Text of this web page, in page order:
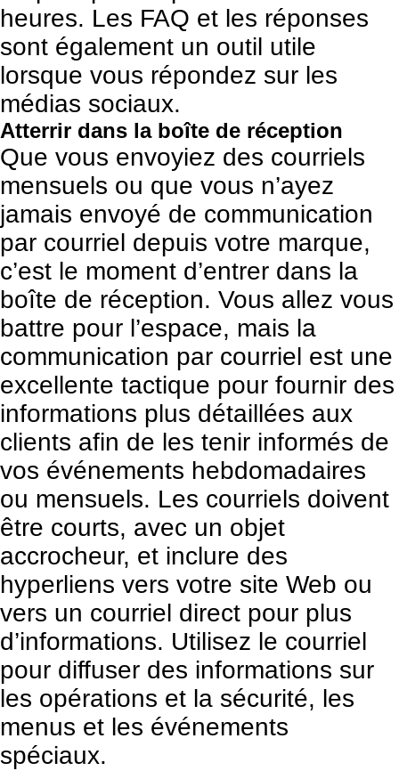
heures. Les FAQ et les réponses
sont également un outil utile
lorsque vous répondez sur les
médias sociaux.
Atterrir dans la boîte de réception
Que vous envoyiez des courriels
mensuels ou que vous n’ayez
jamais envoyé de communication
par courriel depuis votre marque,
c’est le moment d’entrer dans la
boîte de réception. Vous allez vous
battre pour l’espace, mais la
communication par courriel est une
excellente tactique pour fournir des
informations plus détaillées aux
clients afin de les tenir informés de
vos événements hebdomadaires
ou mensuels. Les courriels doivent
être courts, avec un objet
accrocheur, et inclure des
hyperliens vers votre site Web ou
vers un courriel direct pour plus
d’informations. Utilisez le courriel
pour diffuser des informations sur
les opérations et la sécurité, les
menus et les événements
spéciaux.